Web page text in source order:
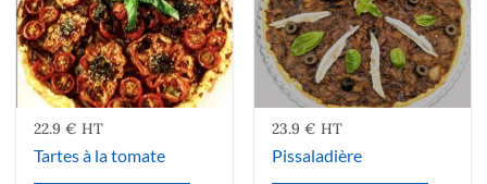
22.9 € HT
Tartes à la tomate
23.9 € HT
Pissaladière